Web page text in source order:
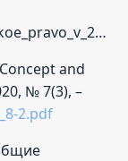
content/uploads/2014/09/Grazhdanskoe_pravo_v_2t_T_1_pod_red_Sukhanova_E_A.pdf
and
№ 7(3), –
2.pdf